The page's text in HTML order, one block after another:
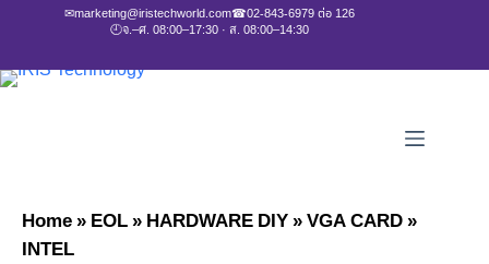
✉marketing@iristechworld.com☎02-843-6979 ต่อ 126
🕘จ.–ศ. 08:00–17:30 · ส. 08:00–14:30
Home»EOL»HARDWARE DIY»VGA CARD»
INTEL